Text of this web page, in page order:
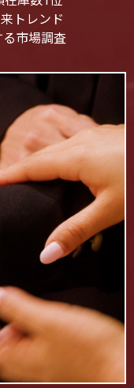
トレンド
市場調査